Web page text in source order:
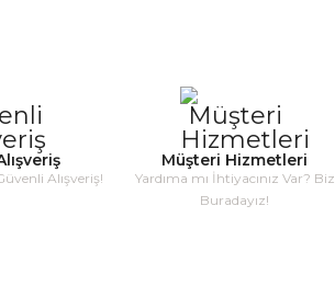
Alışveriş!
Müşteri Hizmetleri
Yardıma mı İhtiyacınız Var? Biz
Buradayız!